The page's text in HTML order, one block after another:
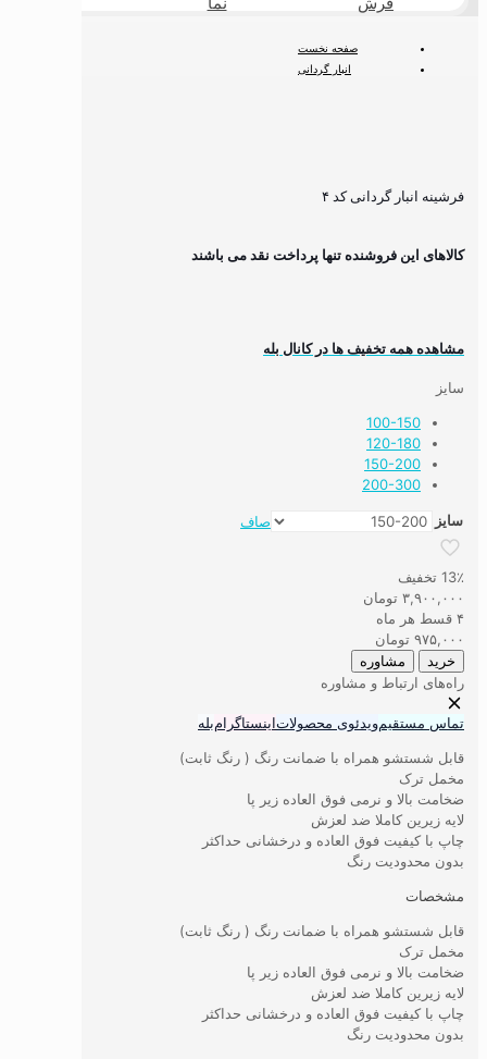
صفحه نخست
انبار گردانی
فرشینه انبار گردانی کد ۴
کالاهای این فروشنده تنها پرداخت نقد می باشند
مشاهده همه تخفیف ها در کانال بله
سایز
100-150
120-180
150-200
200-300
سایز
صاف
فرشینه
گردانی
کد
۴
عدد
13٪ تخفیف
۳,۹۰۰,۰۰۰ تومان
۴ قسط هر ماه
۹۷۵,۰۰۰ تومان
خرید مشاوره
راه‌های ارتباط و مشاوره
تماس مستقیمویدئوی محصولاتاینستاگرامبله
قابل شستشو همراه با ضمانت رنگ ( رنگ ثابت)
مخمل ترک
ضخامت بالا و نرمی فوق العاده زیر پا
لایه زیرین کاملا ضد لعزش
چاپ با کیفیت فوق العاده و درخشانی حداکثر
بدون محدودیت رنگ
مشخصات
قابل شستشو همراه با ضمانت رنگ ( رنگ ثابت)
مخمل ترک
ضخامت بالا و نرمی فوق العاده زیر پا
لایه زیرین کاملا ضد لعزش
چاپ با کیفیت فوق العاده و درخشانی حداکثر
بدون محدودیت رنگ